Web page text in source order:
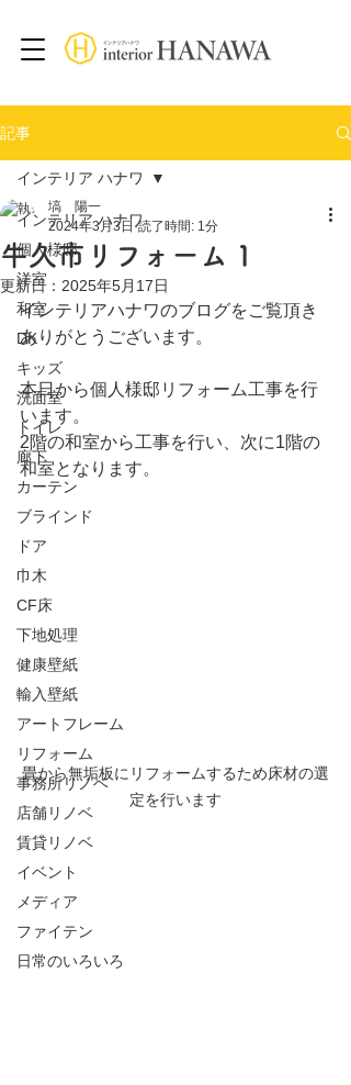
記事
インテリア ハナワ
個人様邸
洋室
和室
DK
キッズ
洗面室
トイレ
廊下
カーテン
ブラインド
ドア
巾木
CF床
下地処理
健康壁紙
輸入壁紙
アートフレーム
リフォーム
事務所リノベ
店舗リノベ
賃貸リノベ
イベント
メディア
ファイテン
日常のいろいろ
インテリア ハナワ
牛久市リフォーム 1
塙 陽一
2024年3月3日 読了時間: 1分
更新日： 2025年5月17日
インテリアハナワのブログをご覧頂き
ありがとうございます。
本日から個人様邸リフォーム工事を行
います。
2階の和室から工事を行い、次に1階の
和室となります。
畳から無垢板にリフォームするため床材の選
定を行います